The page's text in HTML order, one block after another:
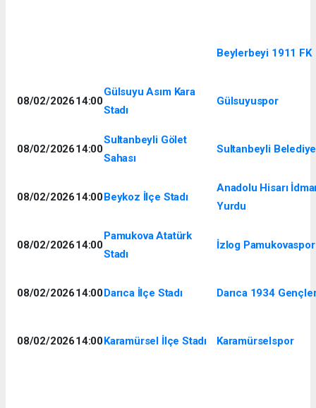
Beylerbeyi 1911 FK
08/02/202614:00
Gülsuyu Asım Kara
Stadı
Gülsuyuspor
08/02/202614:00
Sultanbeyli Gölet
Sahası
Sultanbeyli
08/02/202614:00Beykoz İlçe Stadı
Anadolu Hisarı
Yurdu
08/02/202614:00
Pamukova Atatürk
Stadı
İzlog Pamukovaspor
08/02/202614:00Darıca İlçe Stadı Darıca 1934
08/02/202614:00Karamürsel İlçe Stadı Karamürselspor